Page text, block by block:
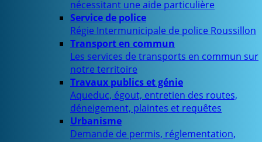
nécessitant une aide particulière
Service de police
Régie Intermunicipale de police Roussillon
Transport en commun
Les services de transports en commun sur
notre territoire
Travaux publics et génie
Aqueduc, égout, entretien des routes,
déneigement, plaintes et requêtes
Urbanisme
Demande de permis, réglementation,